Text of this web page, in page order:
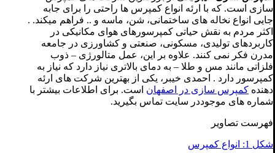
سازی است. که با ارئه انواع کمپرس ها راحتی را برای جابه
جایی انواع نخاله های ساختمانی، شن، ماسه و .. فراهم میکند. .
اکثر مردم به نقش حیاتی کمپرسورهای هوای مکانیکی در
کاربردهای تولیدی، مسکونی، صنعتی و کشاورزی در جامعه
مدرن فکر نمی کنند. علاوه بر این، عمل متالورژی – ذوب
فلزاتی مانند مس و طلا – به دمای بالاتری نیاز دارد که نیاز به
کمپرسور دارد . احمدی خیبر، یکی از بهترین شرکت های ارئه
دهنده کمپرس سازی در اصفهان است. برای اطلاعات بیشتر با
شماره های موجوددر سایت تماس بگیرید.
فهرست تصاویر
شکل 1: انواع کمپرس